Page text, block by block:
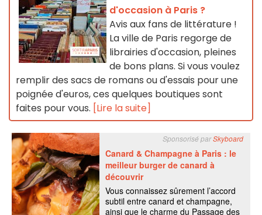
d'occasion à Paris ?
Avis aux fans de littérature !
La ville de Paris regorge de
librairies d'occasion, pleines
de bons plans. Si vous voulez
remplir des sacs de romans ou d'essais pour une
poignée d'euros, ces quelques boutiques sont
faites pour vous. [Lire la suite]